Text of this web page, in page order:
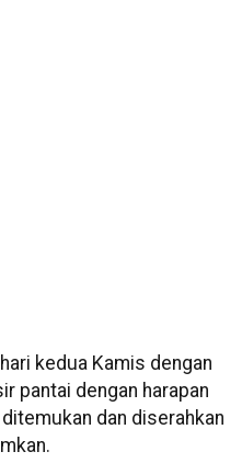
kedua Kamis dengan
pantai dengan harapan
dan diserahkan